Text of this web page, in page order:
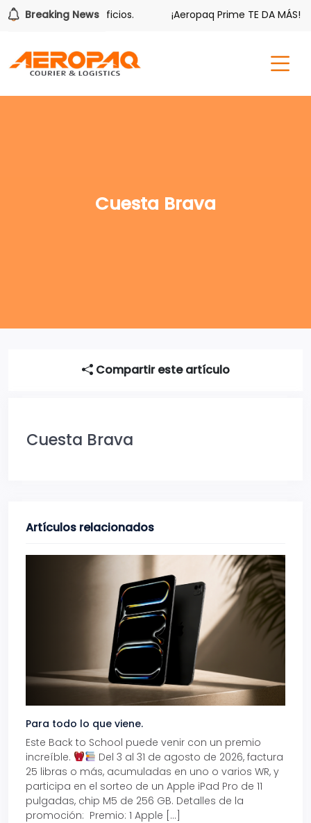
Breaking News
tiene sus beneficios. ¡Aeropaq Prime TE DA MÁS!
Cuesta Brava
Compartir este artículo
Cuesta Brava
Artículos relacionados
Para todo lo que viene.
Este Back to School puede venir con un premio
increíble.
Del 3 al 31 de agosto de 2026, factura
25 libras o más, acumuladas en uno o varios WR, y
participa en el sorteo de un Apple iPad Pro de 11
pulgadas, chip M5 de 256 GB. Detalles de la
promoción: Premio: 1 Apple […]